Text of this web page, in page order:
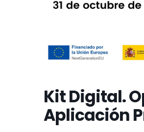
Kit Digital.
Aplicación